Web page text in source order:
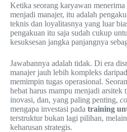
Ketika seorang karyawan menerima
menjadi manajer, itu adalah
teknis dan loyalitasnya yang luar
pengakuan itu saja sudah cukup
kesuksesan jangka panjangnya
Jawabannya adalah tidak. Di era
manajer jauh lebih kompleks
memimpin tugas operasional.
hebat harus mampu menjadi arsitek
inovasi, dan, yang paling penting,
mengapa investasi pada training
terstruktur bukan lagi pilihan,
keharusan strategis.